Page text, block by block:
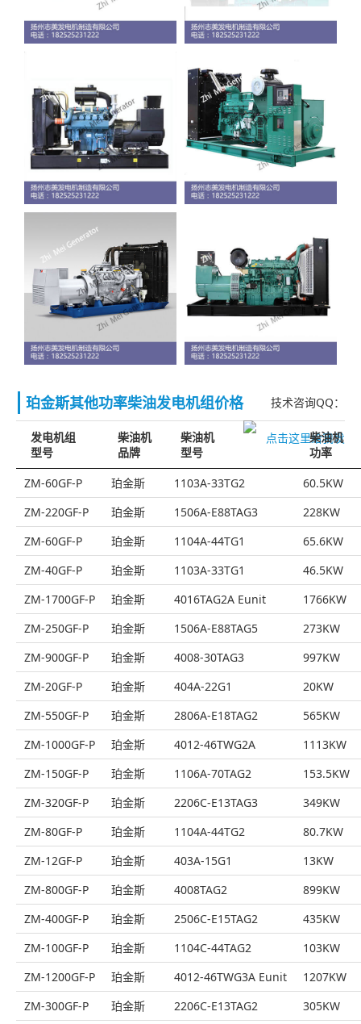
珀金斯其他功率柴油发电机组价格 技术咨询QQ：
发电机组
型号
柴油机
品牌
柴油机
型号
柴油机
功率
ZM-60GF-P
珀金斯 1103A-33TG2
60.5KW
ZM-220GF-P
珀金斯 1506A-E88TAG3
228KW
ZM-60GF-P
珀金斯 1104A-44TG1
65.6KW
ZM-40GF-P
珀金斯 1103A-33TG1
46.5KW
ZM-1700GF-P
珀金斯 4016TAG2A Eunit
1766KW
ZM-250GF-P
珀金斯 1506A-E88TAG5
273KW
ZM-900GF-P
珀金斯 4008-30TAG3
997KW
ZM-20GF-P
珀金斯 404A-22G1
20KW
ZM-550GF-P
珀金斯 2806A-E18TAG2
565KW
ZM-1000GF-P
珀金斯 4012-46TWG2A
1113KW
ZM-150GF-P
珀金斯 1106A-70TAG2
153.5KW
ZM-320GF-P
珀金斯 2206C-E13TAG3
349KW
ZM-80GF-P
珀金斯 1104A-44TG2
80.7KW
ZM-12GF-P
珀金斯 403A-15G1
13KW
ZM-800GF-P
珀金斯 4008TAG2
899KW
ZM-400GF-P
珀金斯 2506C-E15TAG2
435KW
ZM-100GF-P
珀金斯 1104C-44TAG2
103KW
ZM-1200GF-P
珀金斯 4012-46TWG3A Eunit
1207KW
ZM-300GF-P
珀金斯 2206C-E13TAG2 305KW